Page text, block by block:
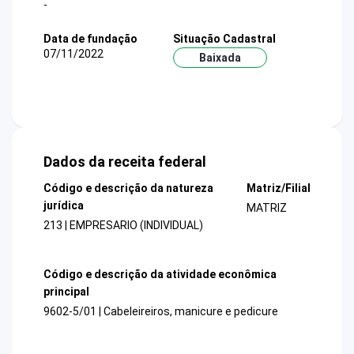
-
Data de fundação
07/11/2022
Situação Cadastral
Baixada
Dados da receita federal
Código e descrição da natureza
jurídica
213 | EMPRESARIO (INDIVIDUAL)
Matriz/Filial
MATRIZ
Código e descrição da atividade econômica
principal
9602-5/01 | Cabeleireiros, manicure e pedicure